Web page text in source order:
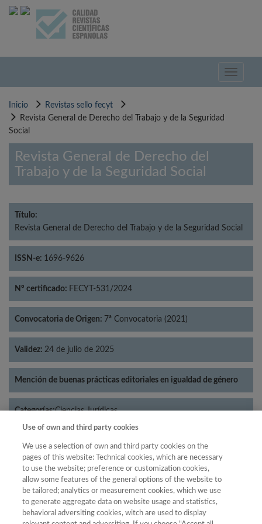
Pasar
Toggle
Inicio
Revistas sello fecyt
Revista General de Derecho del Trabajo y de la Seguridad
Social
Revista General de Derecho del
Trabajo y de la Seguridad Social
Título:
Revista General de Derecho del Trabajo y de la Seguridad Social
ISSN-e: 1696-9626
Nº certificado: FECYT-531/2024
Convocatoria de Origen: 7ª Convocatoria (2021)
Validez: 24 de julio de 2025
Mención de buenas prácticas editoriales en igualdad de género
Categorías:Ciencias Jurídicas
Año
Año Filtrar
Use of own and third party cookies
We use a selection of own and third party cookies on the
pages of this website: Technical cookies, which are necessary
to use the website; preference or customization cookies,
allow some features of the general options of the website to
be tailored; analytics or measurement cookies, which we use
to generate aggregate data on website usage and statistics,
behavioral adversiting cookies, witch are used to display